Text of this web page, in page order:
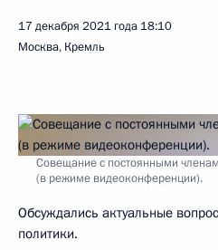
17 декабря 2021 года 18:10
Москва, Кремль
Совещание с постоянными
(в режиме видеоконференции).
Обсуждались актуальные
политики.